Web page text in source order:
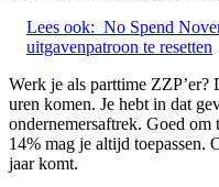
Lees ook: No Spend
uitgavenpatroon te resetten
Werk je als parttime ZZP’er?
uren komen. Je hebt in dat
ondernemersaftrek. Goed
14% mag je altijd toepassen.
jaar komt.